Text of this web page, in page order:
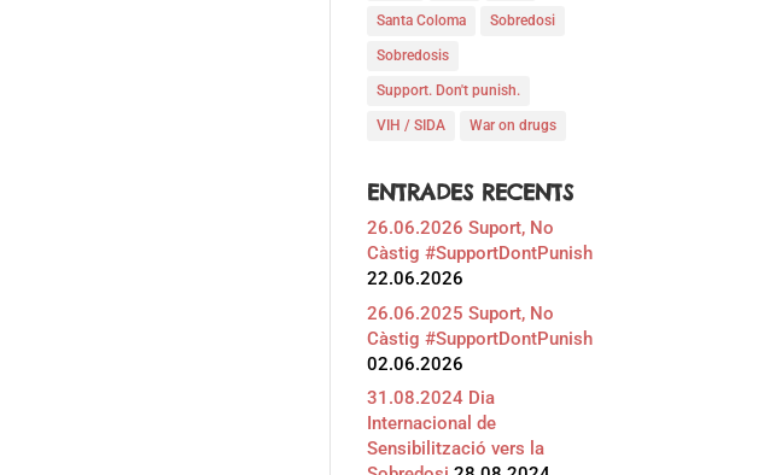
Santa Coloma Sobredosi
Sobredosis
Support. Don't punish.
VIH / SIDA War on drugs
ENTRADES RECENTS
26.06.2026 Suport, No
Càstig #SupportDontPunish
22.06.2026
26.06.2025 Suport, No
Càstig #SupportDontPunish
02.06.2026
31.08.2024 Dia
Internacional de
Sensibilització vers la